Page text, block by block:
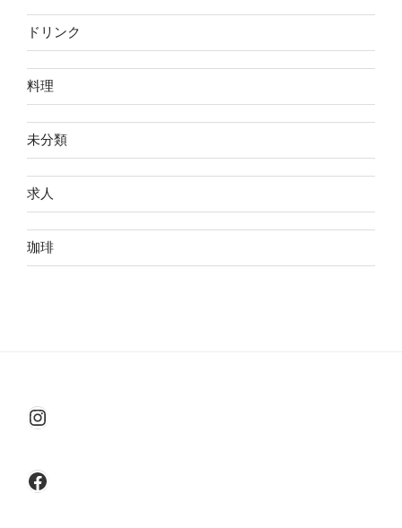
ドリンク
料理
未分類
求人
珈琲
Instagram
Facebook